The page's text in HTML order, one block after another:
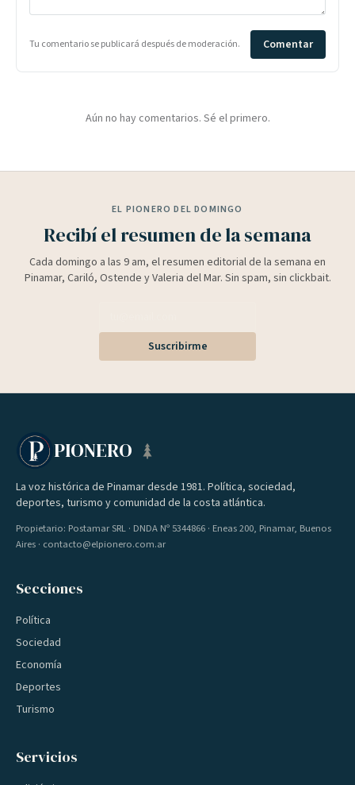
Tu comentario se publicará después de moderación. Comentar
Aún no hay comentarios. Sé el primero.
EL PIONERO DEL DOMINGO
Recibí el resumen de la semana
Cada domingo a las 9 am, el resumen editorial de la semana en
Pinamar, Cariló, Ostende y Valeria del Mar. Sin spam, sin clickbait.
Suscribirme
PIONERO
La voz histórica de Pinamar desde 1981. Política, sociedad,
deportes, turismo y comunidad de la costa atlántica.
Propietario: Postamar SRL · DNDA Nº 5344866 · Eneas 200, Pinamar, Buenos
Aires · contacto@elpionero.com.ar
Secciones
Política
Sociedad
Economía
Deportes
Turismo
Servicios